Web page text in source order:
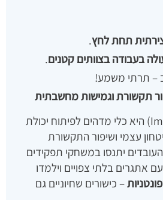
תחת לחץ.
בעבודה בצוותים קטנים.
– תרתי משמע!
אומנות האלתור (Improv) היא כלי מדהים לפיתוח יכולת
עצמי ושיפור התקשורת
יתנסו במשחקי תפקידים
אתגרים בלתי צפויים וילמדו
– כישורים שחיוניים גם